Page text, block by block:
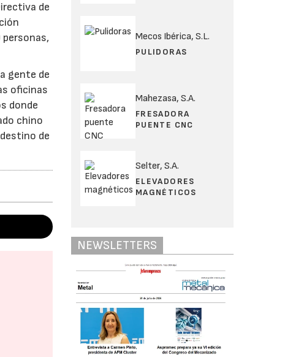
de
gente de
oficinas
donde
chino
de
Mecos Ibérica, S.L.
PULIDORAS
Mahezasa, S.A.
FRESADORA
PUENTE CNC
Selter, S.A.
ELEVADORES
MAGNÉTICOS
NEWSLETTERS